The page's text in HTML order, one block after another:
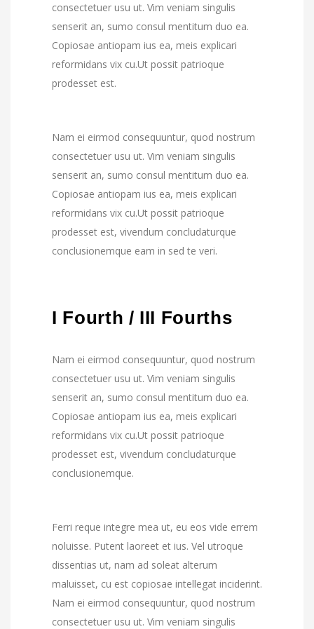
consectetuer usu ut. Vim veniam singulis
senserit an, sumo consul mentitum duo ea.
Copiosae antiopam ius ea, meis explicari
reformidans vix cu.Ut possit patrioque
prodesset est.
Nam ei eirmod consequuntur, quod nostrum
consectetuer usu ut. Vim veniam singulis
senserit an, sumo consul mentitum duo ea.
Copiosae antiopam ius ea, meis explicari
reformidans vix cu.Ut possit patrioque
prodesset est, vivendum concludaturque
conclusionemque eam in sed te veri.
I Fourth / III Fourths
Nam ei eirmod consequuntur, quod nostrum
consectetuer usu ut. Vim veniam singulis
senserit an, sumo consul mentitum duo ea.
Copiosae antiopam ius ea, meis explicari
reformidans vix cu.Ut possit patrioque
prodesset est, vivendum concludaturque
conclusionemque.
Ferri reque integre mea ut, eu eos vide errem
noluisse. Putent laoreet et ius. Vel utroque
dissentias ut, nam ad soleat alterum
maluisset, cu est copiosae intellegat inciderint.
Nam ei eirmod consequuntur, quod nostrum
consectetuer usu ut. Vim veniam singulis